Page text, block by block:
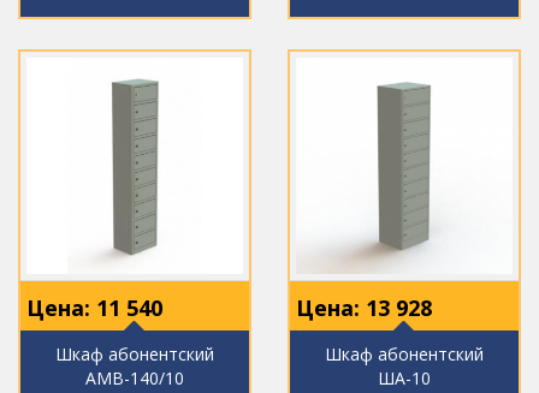
Цена: 11 540
Шкаф абонентский
АМВ-140/10
Цена: 13 928
Шкаф абонентский
ША-10